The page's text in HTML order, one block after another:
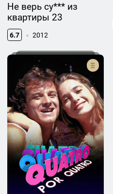
Не верь су*** из
квартиры 23
6.7 2012